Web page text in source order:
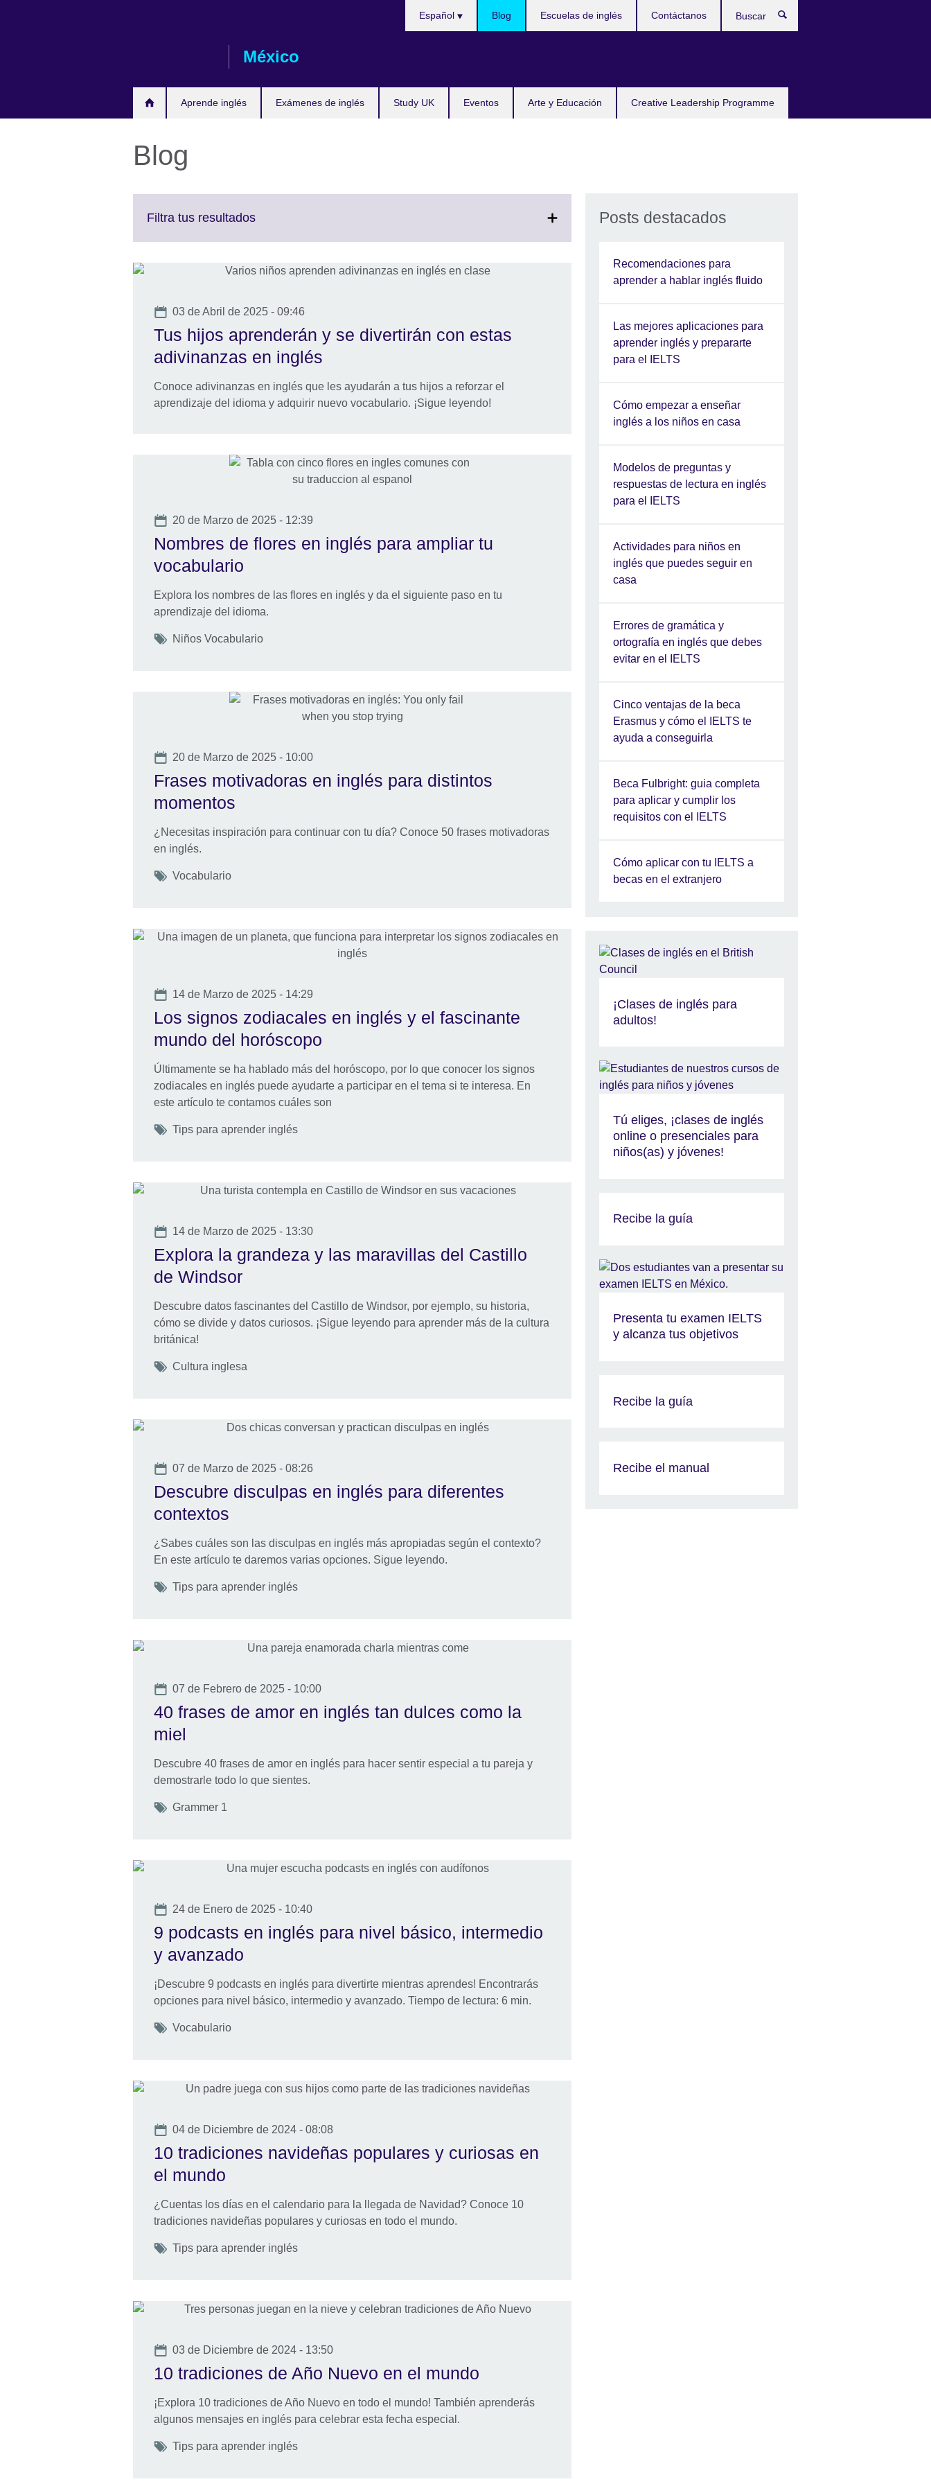
México
Aprende inglés Exámenes de inglés Study UK Eventos Arte y Educación Creative Leadership Programme
Español Blog Escuelas de inglés Contáctanos
Blog
Filtra tus resultadosClick
More
information
Date
03 de Abril de 2025 - 09:46
Tus hijos aprenderán y se divertirán con estas
adivinanzas en inglés
Conoce adivinanzas en inglés que les ayudarán a tus hijos a reforzar el
aprendizaje del idioma y adquirir nuevo vocabulario. ¡Sigue leyendo!
Date
20 de Marzo de 2025 - 12:39
Nombres de flores en inglés para ampliar tu
vocabulario
Explora los nombres de las flores en inglés y da el siguiente paso en tu
aprendizaje del idioma.
Tags
Niños Vocabulario
Date
20 de Marzo de 2025 - 10:00
Frases motivadoras en inglés para distintos
momentos
¿Necesitas inspiración para continuar con tu día? Conoce 50 frases motivadoras
en inglés.
Tags
Vocabulario
Date
14 de Marzo de 2025 - 14:29
Los signos zodiacales en inglés y el fascinante
mundo del horóscopo
Últimamente se ha hablado más del horóscopo, por lo que conocer los signos
zodiacales en inglés puede ayudarte a participar en el tema si te interesa. En
este artículo te contamos cuáles son
Tags
Tips para aprender inglés
Date
14 de Marzo de 2025 - 13:30
Explora la grandeza y las maravillas del Castillo
de Windsor
Descubre datos fascinantes del Castillo de Windsor, por ejemplo, su historia,
cómo se divide y datos curiosos. ¡Sigue leyendo para aprender más de la cultura
británica!
Tags
Cultura inglesa
Date
07 de Marzo de 2025 - 08:26
Descubre disculpas en inglés para diferentes
contextos
¿Sabes cuáles son las disculpas en inglés más apropiadas según el contexto?
En este artículo te daremos varias opciones. Sigue leyendo.
Tags
Tips para aprender inglés
Date
07 de Febrero de 2025 - 10:00
40 frases de amor en inglés tan dulces como la
miel
Descubre 40 frases de amor en inglés para hacer sentir especial a tu pareja y
demostrarle todo lo que sientes.
Tags
Grammer 1
Date
24 de Enero de 2025 - 10:40
9 podcasts en inglés para nivel básico, intermedio
y avanzado
¡Descubre 9 podcasts en inglés para divertirte mientras aprendes! Encontrarás
opciones para nivel básico, intermedio y avanzado. Tiempo de lectura: 6 min.
Tags
Vocabulario
Date
04 de Diciembre de 2024 - 08:08
10 tradiciones navideñas populares y curiosas en
el mundo
¿Cuentas los días en el calendario para la llegada de Navidad? Conoce 10
tradiciones navideñas populares y curiosas en todo el mundo.
Tags
Tips para aprender inglés
Date
03 de Diciembre de 2024 - 13:50
10 tradiciones de Año Nuevo en el mundo
¡Explora 10 tradiciones de Año Nuevo en todo el mundo! También aprenderás
algunos mensajes en inglés para celebrar esta fecha especial.
Tags
Tips para aprender inglés
Posts destacados
Recomendaciones para
aprender a hablar inglés fluido
Las mejores aplicaciones para
aprender inglés y prepararte
para el IELTS
Cómo empezar a enseñar
inglés a los niños en casa
Modelos de preguntas y
respuestas de lectura en inglés
para el IELTS
Actividades para niños en
inglés que puedes seguir en
casa
Errores de gramática y
ortografía en inglés que debes
evitar en el IELTS
Cinco ventajas de la beca
Erasmus y cómo el IELTS te
ayuda a conseguirla
Beca Fulbright: guia completa
para aplicar y cumplir los
requisitos con el IELTS
Cómo aplicar con tu IELTS a
becas en el extranjero
¡Clases de inglés para
adultos!
Tú eliges, ¡clases de inglés
online o presenciales para
niños(as) y jóvenes!
Recibe la guía
Presenta tu examen IELTS
y alcanza tus objetivos
Recibe la guía
Recibe el manual